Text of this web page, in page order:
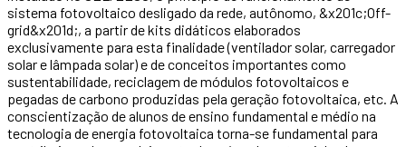
sistema fotovoltaico desligado da rede, autônomo, &x201c;Off-
grid&x201d;, a partir de kits didáticos elaborados
exclusivamente para esta finalidade (ventilador solar, carregador
solar e lâmpada solar) e de conceitos importantes como
sustentabilidade, reciclagem de módulos fotovoltaicos e
pegadas de carbono produzidas pela geração fotovoltaica, etc. A
conscientização de alunos de ensino fundamental e médio na
tecnologia de energia fotovoltaica torna-se fundamental para